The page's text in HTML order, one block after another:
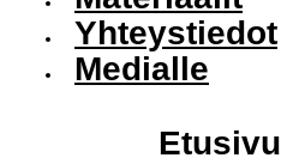
Yhteystiedot
Medialle
Etusivu